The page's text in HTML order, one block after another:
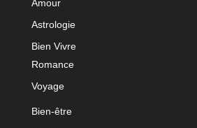
Amour
Astrologie
Bien Vivre
Romance
Voyage
Bien-être